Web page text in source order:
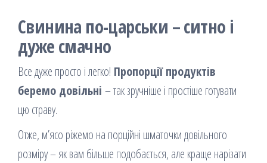
Свинина по-царськи – ситно і
дуже смачно
Все дуже просто і легко! Пропорції продуктів
беремо довільні – так зручніше і простіше готувати
цю страву.
Отже, м’ясо ріжемо на порційні шматочки довільного
розміру – як вам більше подобається, але краще нарізати